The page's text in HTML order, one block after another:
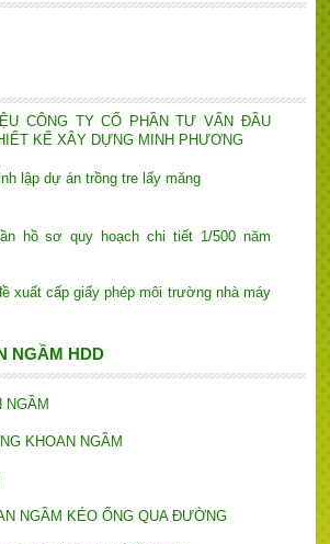
CÔNG TY CỔ PHẦN TƯ VẤN ĐẦU
KẾ XÂY DỰNG MINH PHƯƠNG
lập dự án trồng tre lấy măng
hồ sơ quy hoạch chi tiết 1/500 năm
xuất cấp giấy phép môi trường nhà máy
NGẦM HDD
NGẦM
KHOAN NGẦM
NGẦM KÉO ỐNG QUA ĐƯỜNG